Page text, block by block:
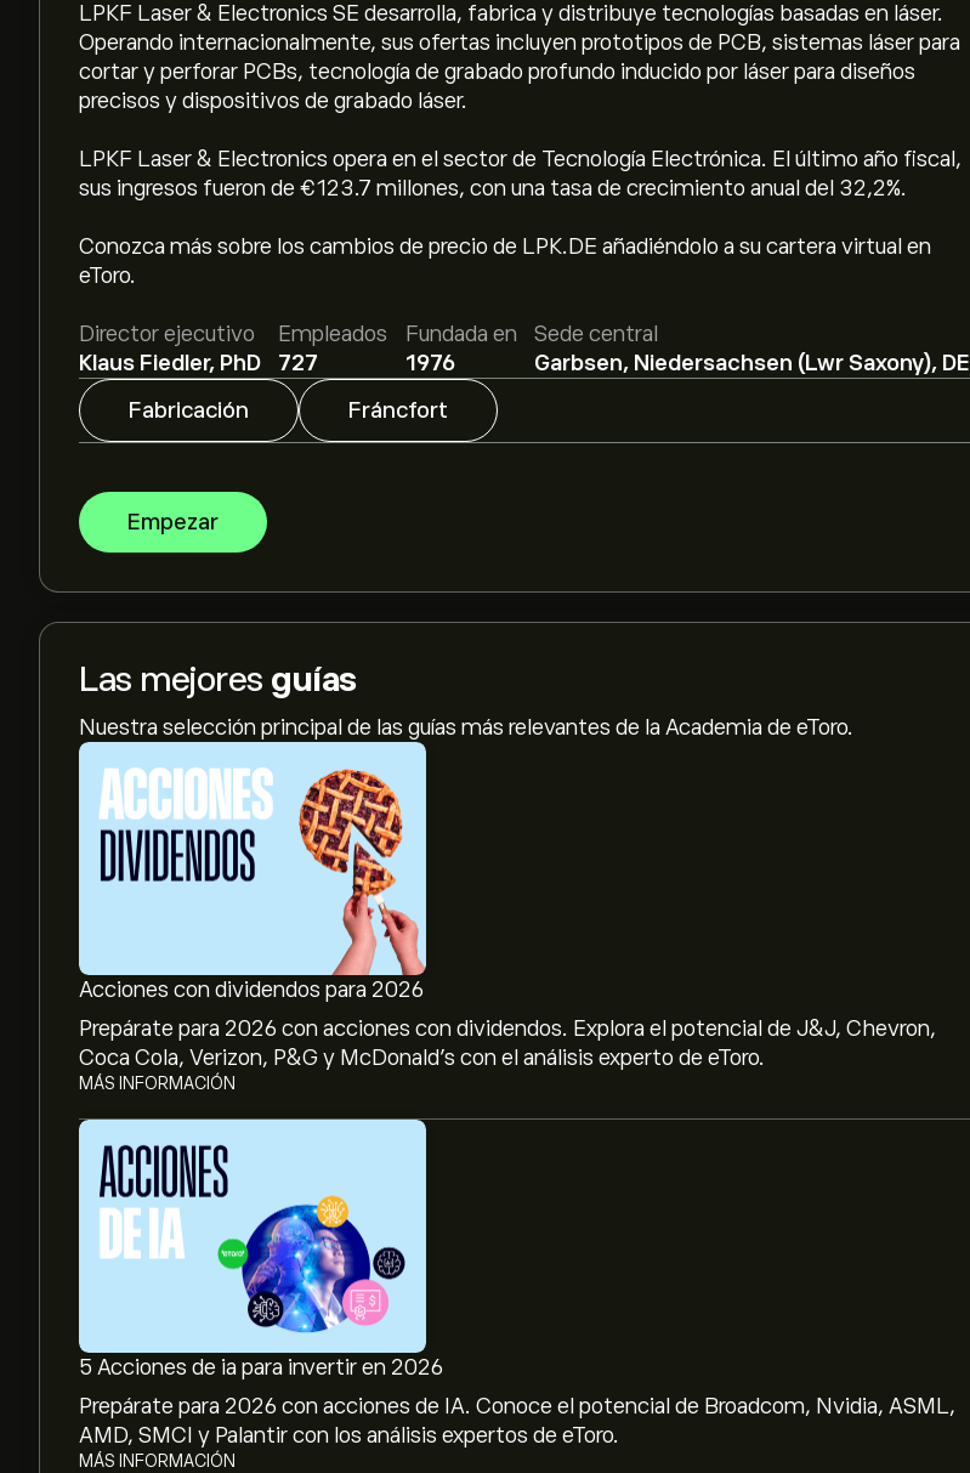
LPKF Laser & Electronics SE desarrolla, fabrica y distribuye tecnologías basadas en láser.
Operando internacionalmente, sus ofertas incluyen prototipos de PCB, sistemas láser para
cortar y perforar PCBs, tecnología de grabado profundo inducido por láser para diseños
precisos y dispositivos de grabado láser.
LPKF Laser & Electronics opera en el sector de Tecnología Electrónica. El último año fiscal,
sus ingresos fueron de €123.7 millones, con una tasa de crecimiento anual del 32,2%.
Conozca más sobre los cambios de precio de LPK.DE añadiéndolo a su cartera virtual en
eToro.
Director ejecutivo
Klaus Fiedler, PhD
Empleados
727
Fundada en
1976
Sede central
Garbsen, Niedersachsen (Lwr Saxony), DE
Fabricación
Fráncfort
Empezar
Las mejores guías
Nuestra selección principal de las guías más relevantes de la Academia de eToro.
Acciones con dividendos para 2026
Prepárate para 2026 con acciones con dividendos. Explora el potencial de J&J, Chevron,
Coca Cola, Verizon, P&G y McDonald’s con el análisis experto de eToro.
MÁS INFORMACIÓN
5 Acciones de ia para invertir en 2026
Prepárate para 2026 con acciones de IA. Conoce el potencial de Broadcom, Nvidia, ASML,
AMD, SMCI y Palantir con los análisis expertos de eToro.
MÁS INFORMACIÓN